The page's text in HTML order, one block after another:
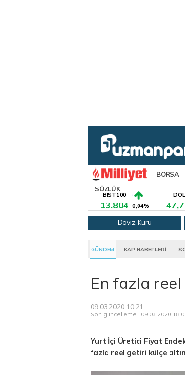
BORSA
SÖZLÜK
BIST100
13.804 0,04%
Döviz Kuru
GÜNDEM KAP HABERLERİ
En fazla
09.03.2020 10:21
Son güncelleme : 09.03.2020
Yurt İçi Üretici Fiyat
fazla reel getiri külçe